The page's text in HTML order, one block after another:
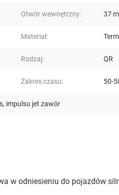
Otwór wewnętrzny: 37
Materiał:
Rodzaj: QR
Zakres czasu: 50-
, impulsu jet zawór
w odniesieniu do pojazdów